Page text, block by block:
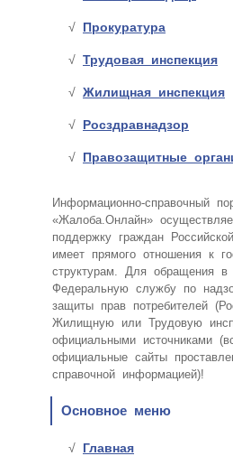
Прокуратура
Трудовая инспекция
Жилищная инспекция
Росздравнадзор
Правозащитные
Информационно-справочный
«Жалоба.Онлайн»
поддержку граждан
имеет прямого отношения к
структурам. Для обращения в
Федеральную службу по
защиты прав потребителей
Жилищную или Трудовую
официальными источниками
официальные сайты
справочной информацией)!
Основное меню
Главная